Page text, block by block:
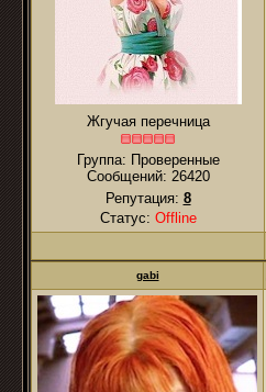
Жгучая перечница
Группа: Проверенные
Сообщений: 26420
Репутация: 8
Статус: Offline
gabi